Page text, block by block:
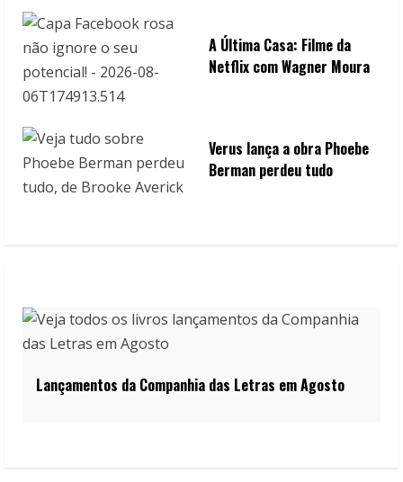
A Última Casa: Filme da
Netflix com Wagner Moura
Verus lança a obra Phoebe
Berman perdeu tudo
Lançamentos da Companhia das Letras em Agosto